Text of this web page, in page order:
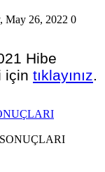
May 26, 2022 0
Hibe
için tıklayınız.